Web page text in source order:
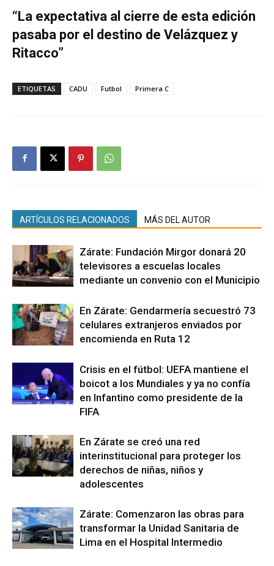
“La expectativa al cierre de esta edición
pasaba por el destino de Velázquez y
Ritacco”
ETIQUETAS CADU Futbol Primera C
ARTÍCULOS RELACIONADOS MÁS DEL AUTOR
Zárate: Fundación Mirgor donará 20
televisores a escuelas locales
mediante un convenio con el Municipio
En Zárate: Gendarmería secuestró 73
celulares extranjeros enviados por
encomienda en Ruta 12
Crisis en el fútbol: UEFA mantiene el
boicot a los Mundiales y ya no confía
en Infantino como presidente de la
FIFA
En Zárate se creó una red
interinstitucional para proteger los
derechos de niñas, niños y
adolescentes
Zárate: Comenzaron las obras para
transformar la Unidad Sanitaria de
Lima en el Hospital Intermedio